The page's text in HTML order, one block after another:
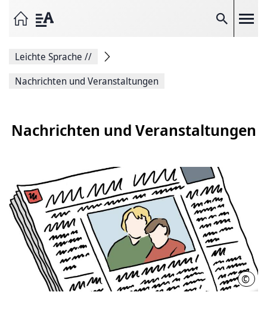
Suche
Facebook
Seite
Leichte Sprache //
Nachrichten und Veranstaltungen
Nachrichten und Veranstaltungen
©